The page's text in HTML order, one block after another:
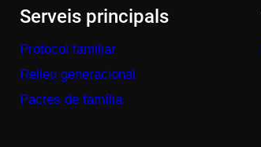
Serveis principals
Protocol familiar
Relleu generacional
Pactes de família